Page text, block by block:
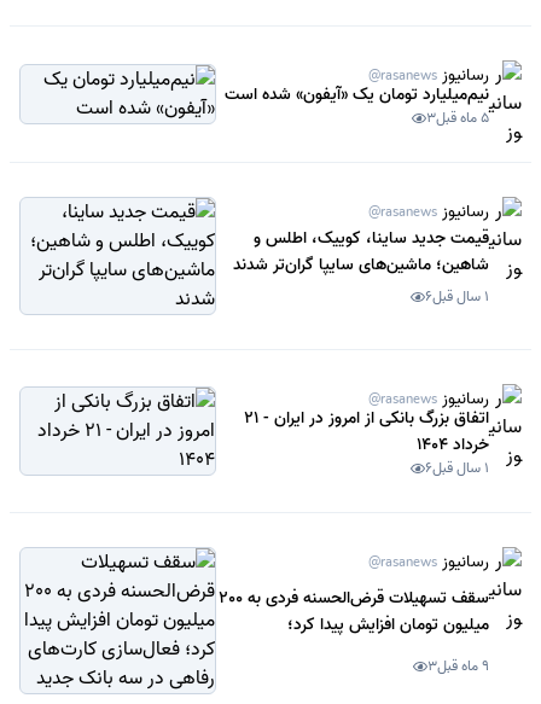
رسانیوز @rasanews
نیم‌میلیارد تومان یک «آیفون» شده است
5 ماه قبل 3
رسانیوز @rasanews
قیمت جدید ساینا، کوییک، اطلس و
شاهین؛ ماشین‌های سایپا گران‌تر شدند
1 سال قبل 6
رسانیوز @rasanews
اتفاق بزرگ بانکی از امروز در ایران - 21
خرداد 1404
1 سال قبل 6
رسانیوز @rasanews
سقف تسهیلات قرض‌الحسنه فردی به 200
میلیون تومان افزایش پیدا کرد؛
فعال‌سازی کارت‌های رفاهی در سه بانک
جدید
9 ماه قبل 3